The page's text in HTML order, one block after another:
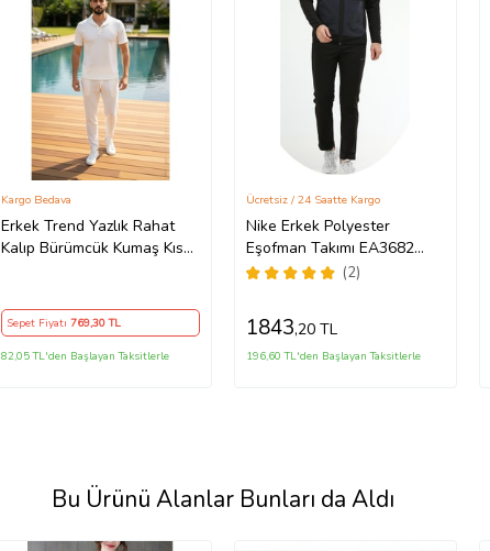
Erkek Trend Yazlık Rahat
Kalıp Bürümcük Kumaş Kısa
Kargo Bedava
Sepet Fiyatı 769,30 TL
82,05 TL'den Başlayan Taksitlerle
Nike Erkek Polyester
Eşofman Takımı EA3682
(Siyah)
(2)
Ücretsiz / 24 Saatte Kargo
1843,20 TL
196,60 TL'den Başlayan Taksitlerle
Bu Ürünü Alanlar Bunları da Aldı